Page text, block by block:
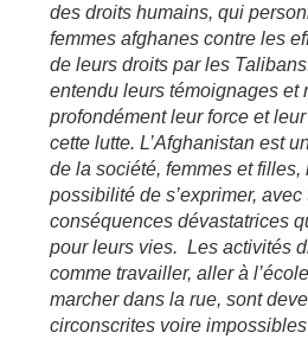
des droits humains, qui
femmes afghanes contre les
de leurs droits par les
entendu leurs témoignages et
profondément leur force et
cette lutte. L’Afghanistan est
de la société, femmes et filles,
possibilité de s’exprimer, avec
conséquences dévastatrices
pour leurs vies. Les activités
comme travailler, aller à
marcher dans la rue, sont
circonscrites voire